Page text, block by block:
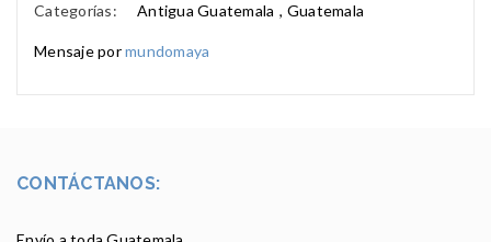
Categorías: Antigua Guatemala , Guatemala
Mensaje pormundomaya
CONTÁCTANOS: